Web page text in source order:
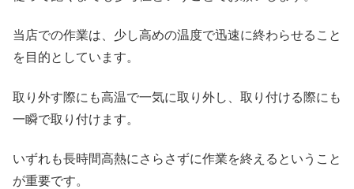
当店での作業は、少し高めの温度で迅速に終わらせること
を目的としています。
取り外す際にも高温で一気に取り外し、取り付ける際にも
一瞬で取り付けます。
いずれも長時間高熱にさらさずに作業を終えるということ
が重要です。